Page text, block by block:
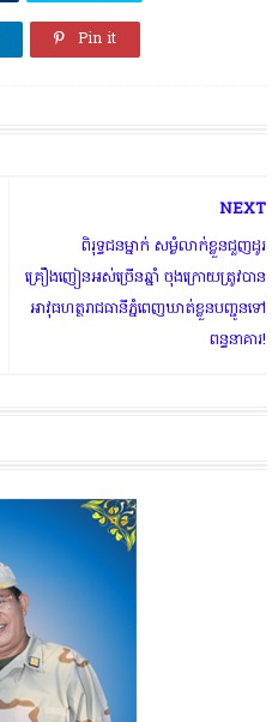
Pin it
NEXT
ពិរុទ្ធ​ជនម្នាក់ សម្ងំលាក់ខ្លួនជួញដូរ
គ្រឿងញៀនអស់ច្រើនឆ្នាំ ចុងក្រោយត្រូវបាន
អាវុធហត្ថរាជធានីភ្នំពេញឃាត់ខ្លួនបញ្ជូនទៅ
ពន្ធនាគារ!